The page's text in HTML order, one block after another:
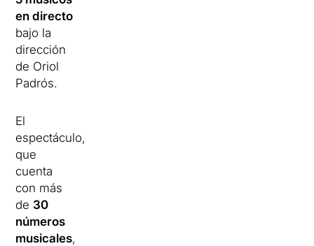
en directo
bajo la
dirección
de Oriol
Padrós.
El
espectáculo,
que
cuenta
con más
de 30
números
musicales,